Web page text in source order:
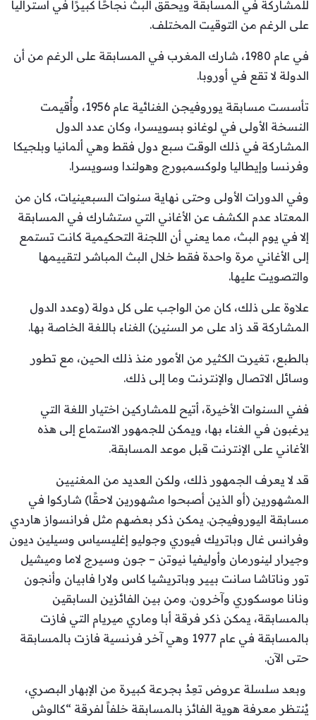
للمشاركة في المسابقة ويحقق البث نجاحًا كبيرًا في أستراليا
على الرغم من التوقيت المختلف.
في عام 1980، شارك المغرب في المسابقة على الرغم من أن
الدولة لا تقع في أوروبا.
تأسست مسابقة يوروفيجن الغنائية عام 1956، وأُقيمت
النسخة الأولى في لوغانو بسويسرا، وكان عدد الدول
المشاركة في ذلك الوقت سبع دول فقط وهي ألمانيا وبلجيكا
وفرنسا وإيطاليا ولوكسمبورج وهولندا وسويسرا.
وفي الدورات الأولى وحتى نهاية سنوات السبعينيات، كان من
المعتاد عدم الكشف عن الأغاني التي ستشارك في المسابقة
إلا في يوم البث، مما يعني أن اللجنة التحكيمية كانت تستمع
إلى الأغاني مرة واحدة فقط خلال البث المباشر لتقييمها
والتصويت عليها.
علاوة على ذلك، كان من الواجب على كل دولة (وعدد الدول
المشاركة قد زاد على مر السنين) الغناء باللغة الخاصة بها.
بالطبع، تغيرت الكثير من الأمور منذ ذلك الحين، مع تطور
وسائل الاتصال والإنترنت وما إلى ذلك.
ففي السنوات الأخيرة، أتيح للمشاركين اختيار اللغة التي
يرغبون في الغناء بها، ويمكن للجمهور الاستماع إلى هذه
الأغاني على الإنترنت قبل موعد المسابقة.
قد لا يعرف الجمهور ذلك، ولكن العديد من المغنيين
المشهورين (أو الذين أصبحوا مشهورين لاحقًا) شاركوا في
مسابقة اليوروفيجن. يمكن ذكر بعضهم مثل فرانسواز هاردي
وفرانس غال وباتريك فيوري وجوليو إغليسياس وسيلين ديون
وجيرار لينورمان وأوليفيا نيوتن – جون وسيرج لاما وميشيل
تور وناتاشا سانت بيير وباتريشيا كاس ولارا فابيان وأنجون
ونانا موسكوري وآخرون. ومن بين الفائزين السابقين
بالمسابقة، يمكن ذكر فرقة أبا وماري ميريام التي فازت
بالمسابقة في عام 1977 وهي آخر فرنسية فازت بالمسابقة
حتى الآن.
وبعد سلسلة عروض تعِدُ بجرعة كبيرة من الإبهار البصري،
يُنتظر معرفة هوية الفائز بالمسابقة خلفاً لفرقة “كالوش